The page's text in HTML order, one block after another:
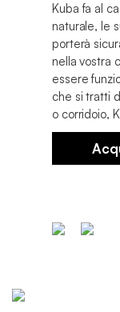
Kuba fa al
naturale, le
porterà
nella vostra
essere
che si tratti
o corridoio,